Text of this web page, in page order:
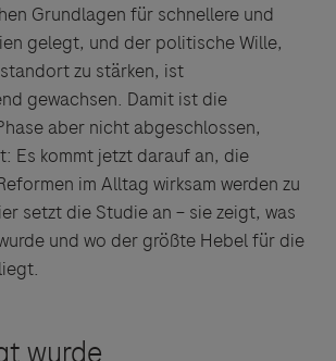
Grundlagen für schnellere und
gelegt, und der politische Wille,
zu stärken, ist
gewachsen. Damit ist die
aber nicht abgeschlossen,
Es kommt jetzt darauf an, die
im Alltag wirksam werden zu
setzt die Studie an – sie zeigt, was
und wo der größte Hebel für die